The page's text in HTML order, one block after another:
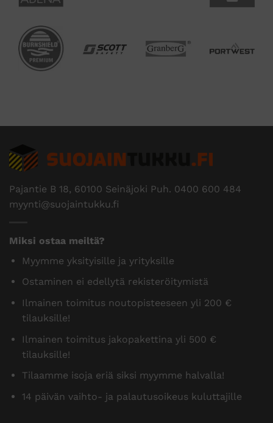
Pajantie B 18, 60100 Seinäjoki Puh. 0400 600 484
myynti@suojaintukku.fi
Miksi ostaa meiltä?
Myymme yksityisille ja yrityksille
Ostaminen ei edellytä rekisteröitymistä
Ilmainen toimitus noutopisteeseen yli 200 €
tilauksille!
Ilmainen toimitus jakopakettina yli 500 €
tilauksille!
Tilaamme isoja eriä siksi myymme halvalla!
14 päivän vaihto- ja palautusoikeus kuluttajille